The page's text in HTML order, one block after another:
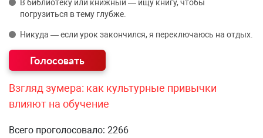
В библиотеку или книжный — ищу книгу, чтобы
погрузиться в тему глубже.
Никуда — если урок закончился, я переключаюсь на отдых.
Взгляд зумера: как культурные привычки
влияют на обучение
Всего проголосовало: 2266